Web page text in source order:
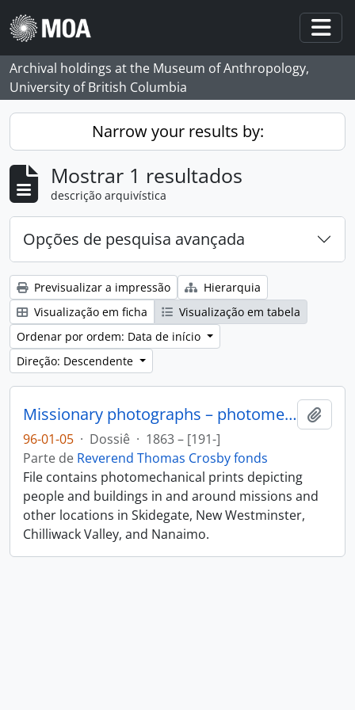
Skip to main content
Archival holdings at the Museum of Anthropology,
University of British Columbia
Narrow your results by:
Mostrar 1 resultados
descrição arquivística
Opções de pesquisa avançada
Previsualizar a impressão
Hierarquia
Visualização em ficha
Visualização em tabela
Ordenar por ordem: Data de início
Direção: Descendente
Missionary photographs – photomechanical
96-01-05 · Dossiê · 1863 – [191-]
Parte de Reverend Thomas Crosby fonds
File contains photomechanical prints depicting
people and buildings in and around missions and
other locations in Skidegate, New Westminster,
Chilliwack Valley, and Nanaimo.